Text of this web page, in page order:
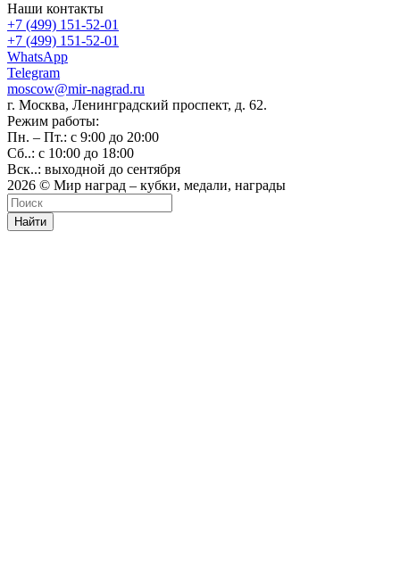
Наши контакты
+7 (499) 151-52-01
+7 (499) 151-52-01
WhatsApp
Telegram
moscow@mir-nagrad.ru
г. Москва, Ленинградский проспект, д. 62.
Режим работы:
Пн. – Пт.: с 9:00 до 20:00
Сб..: с 10:00 до 18:00
Вск..: выходной до сентября
2026 © Мир наград – кубки, медали, награды
Найти